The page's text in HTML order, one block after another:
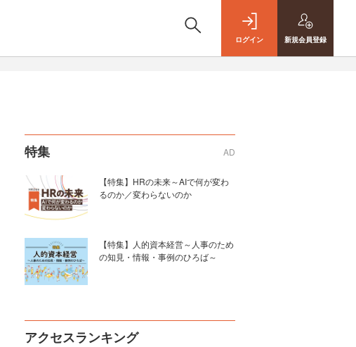
ログイン 新規会員登録
特集 AD
【特集】HRの未来～AIで何が変わ
るのか／変わらないのか
【特集】人的資本経営～人事のため
の知見・情報・事例のひろば～
アクセスランキング